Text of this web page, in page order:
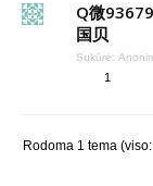
Q微
国贝
Sukūrė:
1
Rodoma 1 tema